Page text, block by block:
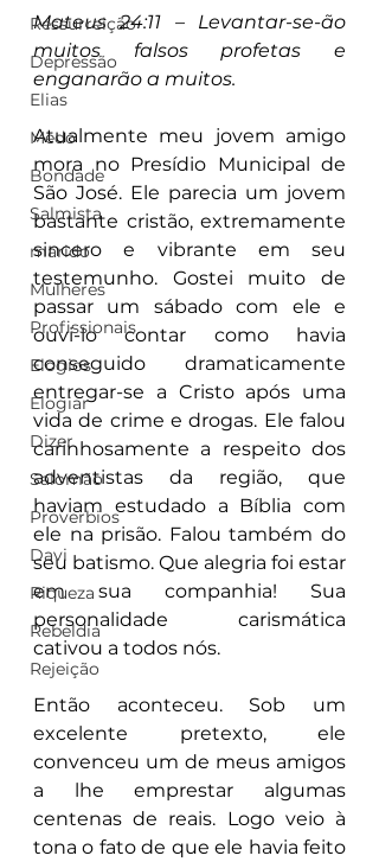
Ressurreição
Depressão
Elias
Medo
Bondade
Salmista
marido
Mulheres
Profissionais
Elogios
Elogiar
Dizer
Salomão
Proverbios
Davi
Riqueza
Rebeldia
Rejeição
Mateus 24:11 – Levantar-se-ão
muitos falsos profetas e
enganarão a muitos.
Atualmente meu jovem amigo
mora no Presídio Municipal de
São José. Ele parecia um jovem
bastante cristão, extremamente
sincero e vibrante em seu
testemunho. Gostei muito de
passar um sábado com ele e
ouvi-lo contar como havia
conseguido dramaticamente
entregar-se a Cristo após uma
vida de crime e drogas. Ele falou
carinhosamente a respeito dos
adventistas da região, que
haviam estudado a Bíblia com
ele na prisão. Falou também do
seu batismo. Que alegria foi estar
em sua companhia! Sua
personalidade carismática
cativou a todos nós.
Então aconteceu. Sob um
excelente pretexto, ele
convenceu um de meus amigos
a lhe emprestar algumas
centenas de reais. Logo veio à
tona o fato de que ele havia feito